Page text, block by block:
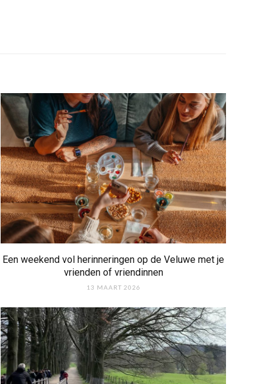
Een weekend vol herinneringen op de Veluwe met je
vrienden of vriendinnen
13 MAART 2026